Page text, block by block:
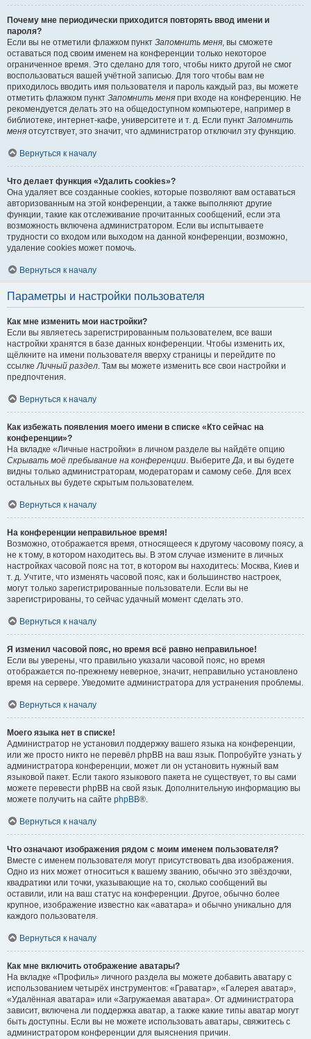
Почему мне периодически приходится повторять ввод имени и
пароля?
Если вы не отметили флажком пункт Запомнить меня, вы сможете
оставаться под своим именем на конференции только некоторое
ограниченное время. Это сделано для того, чтобы никто другой не смог
воспользоваться вашей учётной записью. Для того чтобы вам не
приходилось вводить имя пользователя и пароль каждый раз, вы можете
отметить флажком пункт Запомнить меня при входе на конференцию. Не
рекомендуется делать это на общедоступном компьютере, например в
библиотеке, интернет-кафе, университете и т. д. Если пункт Запомнить
меня отсутствует, это значит, что администратор отключил эту функцию.
Вернуться к началу
Что делает функция «Удалить cookies»?
Она удаляет все созданные cookies, которые позволяют вам оставаться
авторизованным на этой конференции, а также выполняют другие
функции, такие как отслеживание прочитанных сообщений, если эта
возможность включена администратором. Если вы испытываете
трудности со входом или выходом на данной конференции, возможно,
удаление cookies может помочь.
Вернуться к началу
Параметры и настройки пользователя
Как мне изменить мои настройки?
Если вы являетесь зарегистрированным пользователем, все ваши
настройки хранятся в базе данных конференции. Чтобы изменить их,
щёлкните на имени пользователя вверху страницы и перейдите по
ссылкеЛичный раздел. Там вы можете изменить все свои настройки и
предпочтения.
Вернуться к началу
Как избежать появления моего имени в списке «Кто сейчас на
конференции»?
На вкладке «Личные настройки» в личном разделе вы найдёте опцию
Скрывать моё пребывание на конференции. ВыберитеДа, и вы будете
видны только администраторам, модераторам и самому себе. Для всех
остальных вы будете скрытым пользователем.
Вернуться к началу
На конференции неправильное время!
Возможно, отображается время, относящееся к другому часовому поясу, а
не к тому, в котором находитесь вы. В этом случае измените в личных
настройках часовой пояс на тот, в котором вы находитесь: Москва, Киев и
т. д. Учтите, что изменять часовой пояс, как и большинство настроек,
могут только зарегистрированные пользователи. Если вы не
зарегистрированы, то сейчас удачный момент сделать это.
Вернуться к началу
Я изменил часовой пояс, но время всё равно неправильное!
Если вы уверены, что правильно указали часовой пояс, но время
отображается по-прежнему неверное, значит, неправильно установлено
время на сервере. Уведомите администратора для устранения проблемы.
Вернуться к началу
Моего языка нет в списке!
Администратор не установил поддержку вашего языка на конференции,
или же просто никто не перевёл phpBB на ваш язык. Попробуйте узнать у
администратора конференции, может ли он установить нужный вам
языковой пакет. Если такого языкового пакета не существует, то вы сами
можете перевести phpBB на свой язык. Дополнительную информацию вы
можете получить на сайте phpBB®.
Вернуться к началу
Что означают изображения рядом с моим именем пользователя?
Вместе с именем пользователя могут присутствовать два изображения.
Одно из них может относиться к вашему званию, обычно это звёздочки,
квадратики или точки, указывающие на то, сколько сообщений вы
оставили, или на ваш статус на конференции. Другое, обычно более
крупное, изображение известно как «аватара» и обычно уникально для
каждого пользователя.
Вернуться к началу
Как мне включить отображение аватары?
На вкладке «Профиль» личного раздела вы можете добавить аватару с
использованием четырёх инструментов: «Граватар», «Галерея аватар»,
«Удалённая аватара» или «Загружаемая аватара». От администратора
зависит, включена ли поддержка аватар, а также какие типы аватар могут
быть доступны. Если вы не можете использовать аватары, свяжитесь с
администратором конференции для выяснения причин.